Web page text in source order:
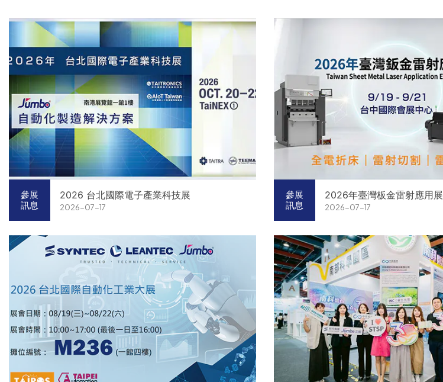
參展
訊息
2026 台北國際電子產業科技展
2026-07-17
參展
訊息
2026年臺灣板金雷射應用展
2026-07-17